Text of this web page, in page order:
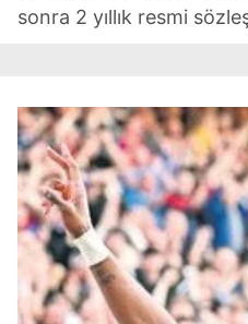
sonra 2 yıllık resmi